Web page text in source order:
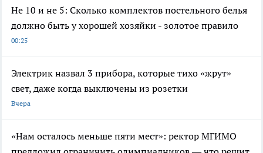
Не 10 и не 5: Сколько комплектов постельного белья
должно быть у хорошей хозяйки - золотое правило
00:25
Электрик назвал 3 прибора, которые тихо «жрут»
свет, даже когда выключены из розетки
Вчера
«Нам осталось меньше пяти мест»: ректор МГИМО